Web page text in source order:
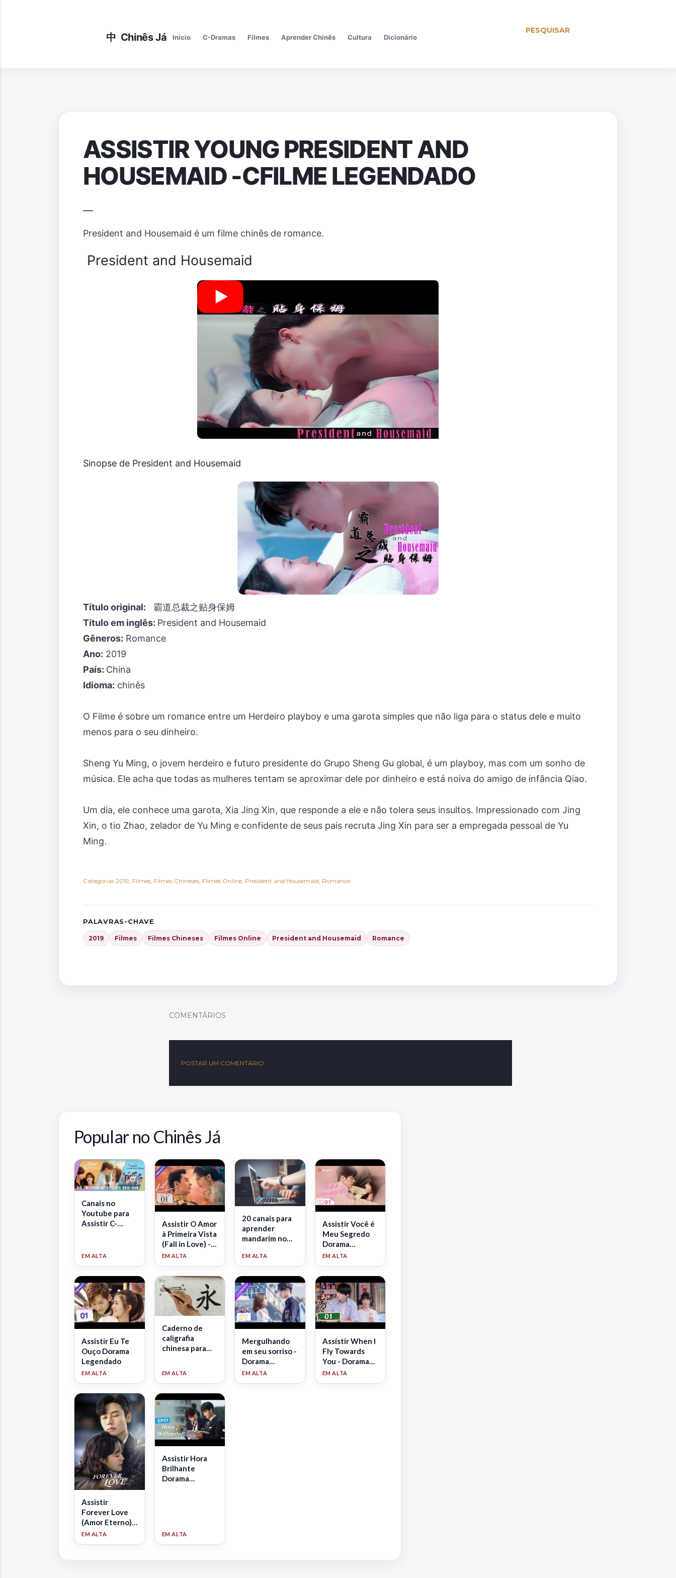
PESQUISAR
Início C-Dramas Filmes Aprender Chinês Cultura Dicionário
PALAVRAS-CHAVE
2019 Filmes Filmes Chineses Filmes Online President and Housemaid Romance
ASSISTIR YOUNG PRESIDENT AND
HOUSEMAID -CFILME LEGENDADO
President and Housemaid é um filme chinês de romance.
President and Housemaid
Sinopse de President and Housemaid
Título original: 霸道总裁之贴身保姆
Título em inglês: President and Housemaid
Gêneros: Romance
Ano: 2019
País: China
Idioma: chinês
O Filme é sobre um romance entre um Herdeiro playboy e uma garota simples que não liga para o status dele e muito
menos para o seu dinheiro.
Sheng Yu Ming, o jovem herdeiro e futuro presidente do Grupo Sheng Gu global, é um playboy, mas com um sonho de
música. Ele acha que todas as mulheres tentam se aproximar dele por dinheiro e está noiva do amigo de infância Qiao.
Um dia, ele conhece uma garota, Xia Jing Xin, que responde a ele e não tolera seus insultos. Impressionado com Jing
Xin, o tio Zhao, zelador de Yu Ming e confidente de seus pais recruta Jing Xin para ser a empregada pessoal de Yu
Ming.
Categorias 2019 Filmes Filmes Chineses Filmes Online President and Housemaid Romance
COMENTÁRIOS
POSTAR UM COMENTÁRIO
Popular no Chinês Já
Canais no
Youtube para
Assistir C-
Assistir O Amor
à Primeira Vista
(Fall in Love) -
Dorama
Legendado
20 canais para
aprender
mandarim no
zero ao
avançado
(2026)
Assistir Você é
Meu Segredo
Dorama
Legendado
Assistir Eu Te
Ouço Dorama
Legendado
Caderno de
caligrafia
chinesa para
PDF para
Mergulhando
em seu sorriso -
Dorama
Legendado
Assistir When I
Fly Towards
You - Dorama
Legendado
Assistir
Forever Love
(Amor Eterno)
Dorama
Dublado
Assistir Hora
Brilhante
Dorama